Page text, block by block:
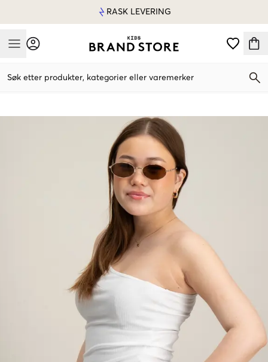
RASK LEVERING
Mobile Menu
Søk etter produkter, kategorier eller varemerker